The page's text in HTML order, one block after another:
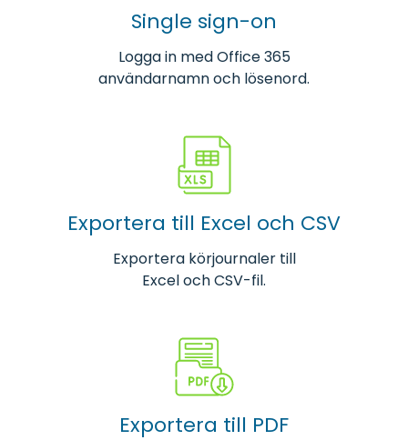
Single sign-on
Logga in med Office 365
användarnamn och lösenord.
Exportera till Excel och CSV
Exportera körjournaler till
Excel och CSV-fil.
Exportera till PDF